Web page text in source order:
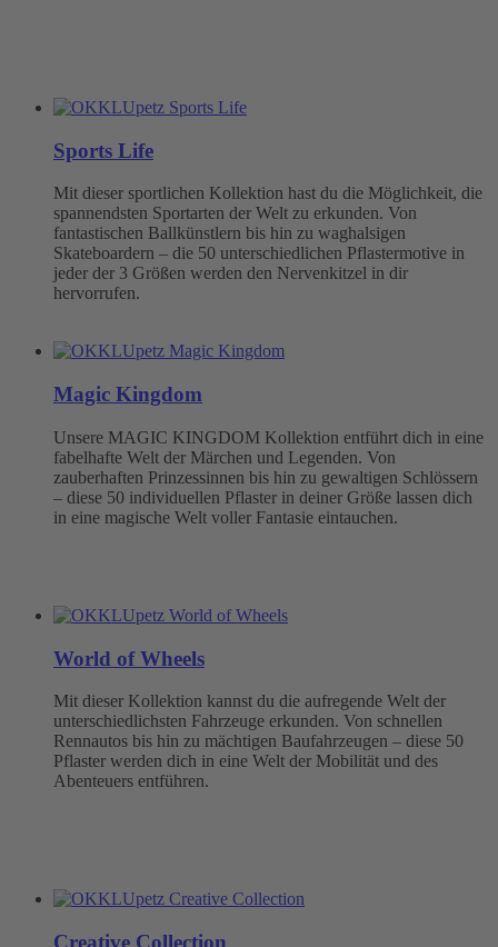
Sports Life
Mit dieser sportlichen Kollektion hast du die Möglichkeit, die
spannendsten Sportarten der Welt zu erkunden. Von
fantastischen Ballkünstlern bis hin zu waghalsigen
Skateboardern – die 50 unterschiedlichen Pflastermotive in
jeder der 3 Größen werden den Nervenkitzel in dir
hervorrufen.
Magic Kingdom
Unsere MAGIC KINGDOM Kollektion entführt dich in eine
fabelhafte Welt der Märchen und Legenden. Von
zauberhaften Prinzessinnen bis hin zu gewaltigen Schlössern
– diese 50 individuellen Pflaster in deiner Größe lassen dich
in eine magische Welt voller Fantasie eintauchen.
World of Wheels
Mit dieser Kollektion kannst du die aufregende Welt der
unterschiedlichsten Fahrzeuge erkunden. Von schnellen
Rennautos bis hin zu mächtigen Baufahrzeugen – diese 50
Pflaster werden dich in eine Welt der Mobilität und des
Abenteuers entführen.
Creative Collection